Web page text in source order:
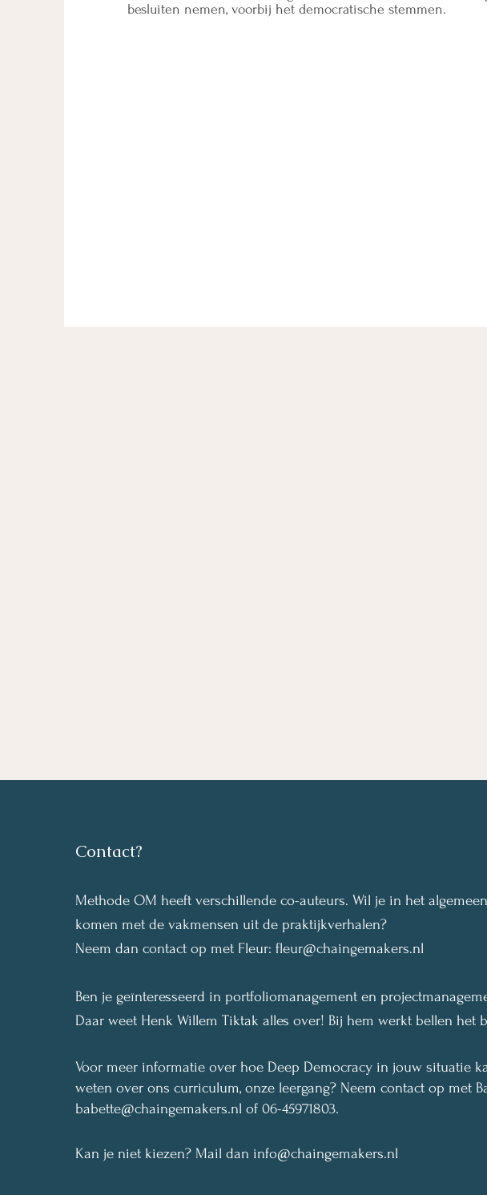
besluiten nemen, voorbij het democratische stemmen.
Contact?
Methode OM heeft verschillende co-auteurs. Wil je in het
komen met de vakmensen uit de praktijkverhalen?
Neem dan contact op met Fleur: fleur@chaingemakers.nl
Ben je geïnteresseerd in portfoliomanagement en
Daar weet Henk Willem Tiktak alles over! Bij hem werkt bellen het
Voor meer informatie over hoe Deep Democracy in jouw situatie
weten over ons curriculum, onze leergang?Neem contact op met
babette@chaingemakers.nlof 06-45971803.
Kan je niet kiezen? Mail dan info@chaingemakers.nl